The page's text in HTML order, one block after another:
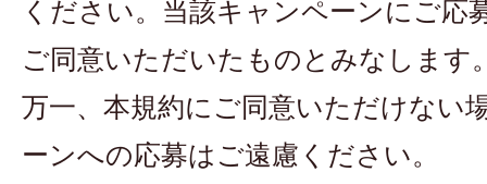
ください。当該キャンペーンにご応
ご同意いただいたものとみなします
万一、本規約にご同意いただけない
ーンへの応募はご遠慮ください。